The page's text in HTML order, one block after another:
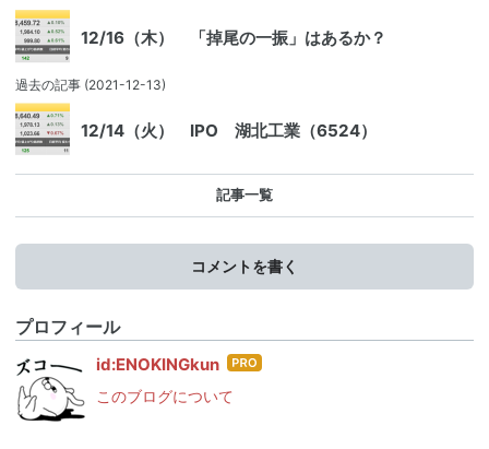
12/16（木） 「掉尾の一振」はあるか？
過去の記事 (2021-12-13)
12/14（火） IPO 湖北工業（6524）
記事一覧
コメントを書く
プロフィール
id:ENOKINGkun はて
ログ
このブログについて